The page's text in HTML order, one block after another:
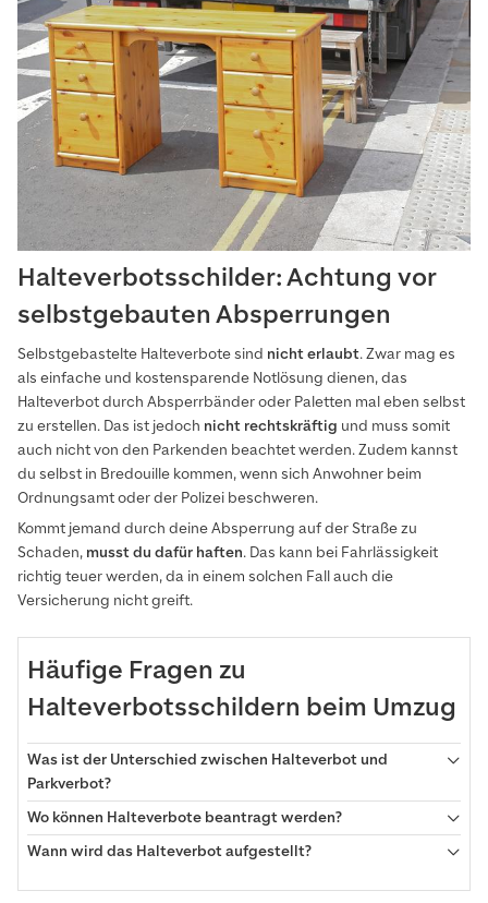
Halteverbotsschilder: Achtung vor
selbstgebauten Absperrungen
Selbstgebastelte Halteverbote sind nicht erlaubt. Zwar mag es
als einfache und kostensparende Notlösung dienen, das
Halteverbot durch Absperrbänder oder Paletten mal eben selbst
zu erstellen. Das ist jedoch nicht rechtskräftig und muss somit
auch nicht von den Parkenden beachtet werden. Zudem kannst
du selbst in Bredouille kommen, wenn sich Anwohner beim
Ordnungsamt oder der Polizei beschweren.
Kommt jemand durch deine Absperrung auf der Straße zu
Schaden, musst du dafür haften. Das kann bei Fahrlässigkeit
richtig teuer werden, da in einem solchen Fall auch die
Versicherung nicht greift.
Häufige Fragen zu
Halteverbotsschildern beim Umzug
Was ist der Unterschied zwischen Halteverbot und
Parkverbot?
Wo können Halteverbote beantragt werden?
Wann wird das Halteverbot aufgestellt?